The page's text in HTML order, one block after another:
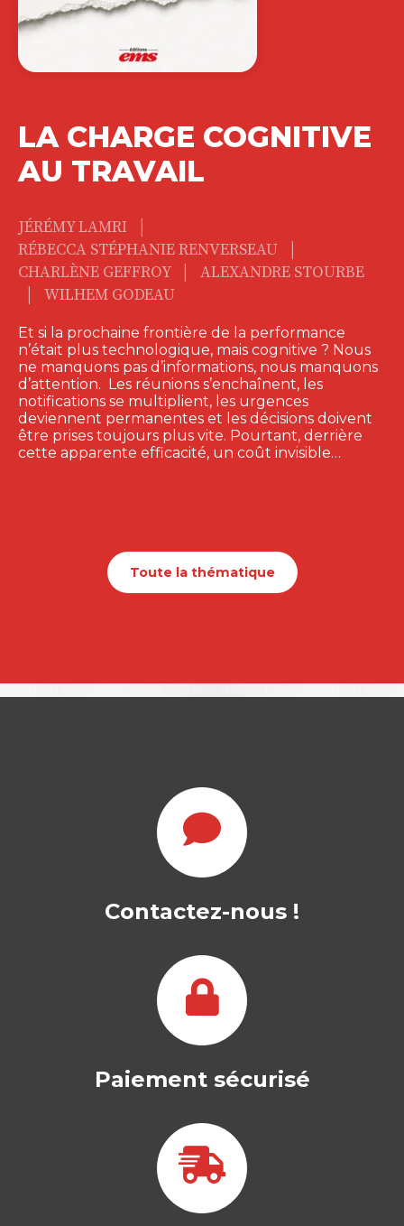
LA CHARGE COGNITIVE
AU TRAVAIL
JÉRÉMY LAMRI |
RÉBECCA STÉPHANIE RENVERSEAU |
CHARLÈNE GEFFROY | ALEXANDRE STOURBE
| WILHEM GODEAU
Et si la prochaine frontière de la performance
n’était plus technologique, mais cognitive ? Nous
ne manquons pas d’informations, nous manquons
d’attention. Les réunions s’enchaînent, les
notifications se multiplient, les urgences
deviennent permanentes et les décisions doivent
être prises toujours plus vite. Pourtant, derrière
cette apparente efficacité, un coût invisible…
Toute la thématique
Contactez-nous !
Paiement sécurisé